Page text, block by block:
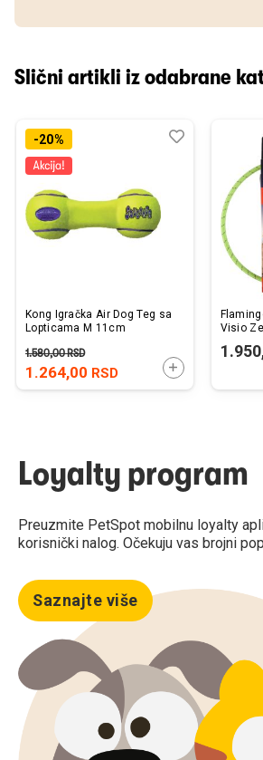
Slični artikli iz odabrane
-20%
Kong Igračka Air Dog Teg sa
Lopticama M 11cm
1.264,00 RSD
1.580,00RSD
DODAJTE U
Dodaj
Uporedi
Visio
Loyalty program
Preuzmite PetSpot mobilnu loyalty
korisnički nalog. Očekuju vas brojni
Saznajte više